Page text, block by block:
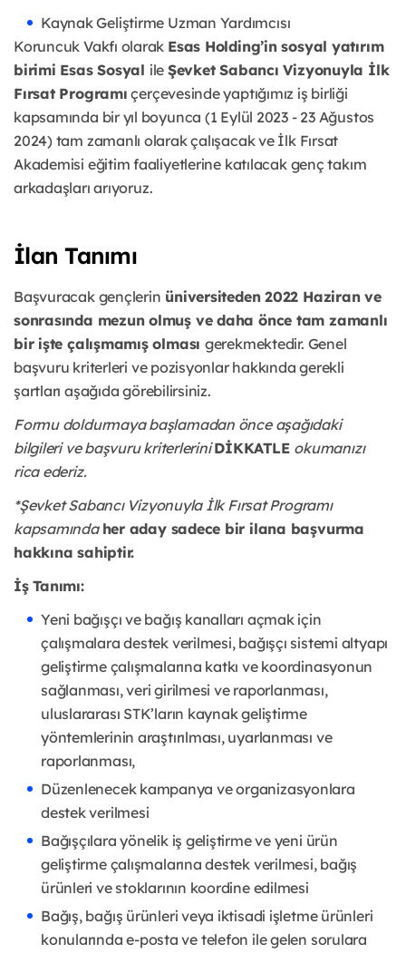
Kaynak Geliştirme Uzman Yardımcısı
Koruncuk Vakfı olarak Esas Holding’in sosyal yatırım
birimi Esas Sosyal ile Şevket Sabancı Vizyonuyla İlk
Fırsat Programı çerçevesinde yaptığımız iş birliği
kapsamında bir yıl boyunca (1 Eylül 2023 - 23 Ağustos
2024) tam zamanlı olarak çalışacak ve İlk Fırsat
Akademisi eğitim faaliyetlerine katılacak genç takım
arkadaşları arıyoruz.
İlan Tanımı
Başvuracak gençlerin üniversiteden 2022 Haziran ve
sonrasında mezun olmuş ve daha önce tam zamanlı
bir işte çalışmamış olması gerekmektedir. Genel
başvuru kriterleri ve pozisyonlar hakkında gerekli
şartları aşağıda görebilirsiniz.
Formu doldurmaya başlamadan önce aşağıdaki
bilgileri ve başvuru kriterleriniDİKKATLE okumanızı
rica ederiz.
*Şevket Sabancı Vizyonuyla İlk Fırsat Programı
kapsamında her aday sadece bir ilana başvurma
hakkına sahiptir.
İş Tanımı:
Yeni bağışçı ve bağış kanalları açmak için
çalışmalara destek verilmesi, bağışçı sistemi altyapı
geliştirme çalışmalarına katkı ve koordinasyonun
sağlanması, veri girilmesi ve raporlanması,
uluslararası STK’ların kaynak geliştirme
yöntemlerinin araştırılması, uyarlanması ve
raporlanması,
Düzenlenecek kampanya ve organizasyonlara
destek verilmesi
Bağışçılara yönelik iş geliştirme ve yeni ürün
geliştirme çalışmalarına destek verilmesi, bağış
ürünleri ve stoklarının koordine edilmesi
Bağış, bağış ürünleri veya iktisadi işletme ürünleri
konularında e-posta ve telefon ile gelen sorulara